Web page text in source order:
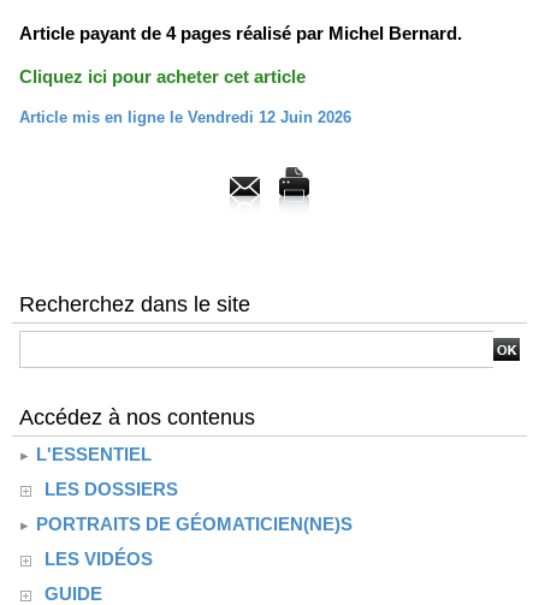
Article payant de 4 pages réalisé par Michel Bernard.
Cliquez ici pour acheter cet article
Article mis en ligne le Vendredi 12 Juin 2026
Recherchez dans le site
Accédez à nos contenus
L'ESSENTIEL
LES DOSSIERS
PORTRAITS DE GÉOMATICIEN(NE)S
LES VIDÉOS
GUIDE